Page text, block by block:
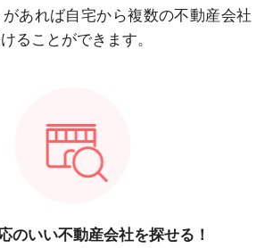
あれば自宅から複数の不動産会社
ることができます。
のいい不動産会社を探せる！